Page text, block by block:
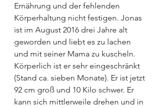
Ernährung und der fehlenden
Körperhaltung nicht festigen. Jonas
ist im August 2016 drei Jahre alt
geworden und liebt es zu lachen
und mit seiner Mama zu kuscheln.
Körperlich ist er sehr eingeschränkt
(Stand ca. sieben Monate). Er ist jetzt
92 cm groß und 10 Kilo schwer. Er
kann sich mittlerweile drehen und in